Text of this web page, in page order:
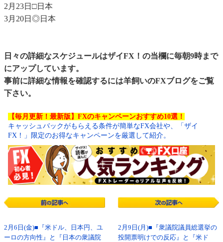
2月23日□日本
3月20日◎日本
日々の詳細なスケジュールはザイFX！の当欄に毎朝9時まで
にアップしています。
事前に詳細な情報を確認するには羊飼いのFXブログをご覧
下さい。
【毎月更新！最新版】FXのキャンペーンおすすめ10選！
キャッシュバックがもらえる条件が簡単なFX会社や、「ザイ
FX！」限定のお得なキャンペーンを厳選して紹介。
2月6日(金)■『米ドル、日本円、ユ
ーロの方向性』と『日本の衆議院
2月9日(月)■『衆議院議員総選挙の
投開票明けでの反応』と『米ド